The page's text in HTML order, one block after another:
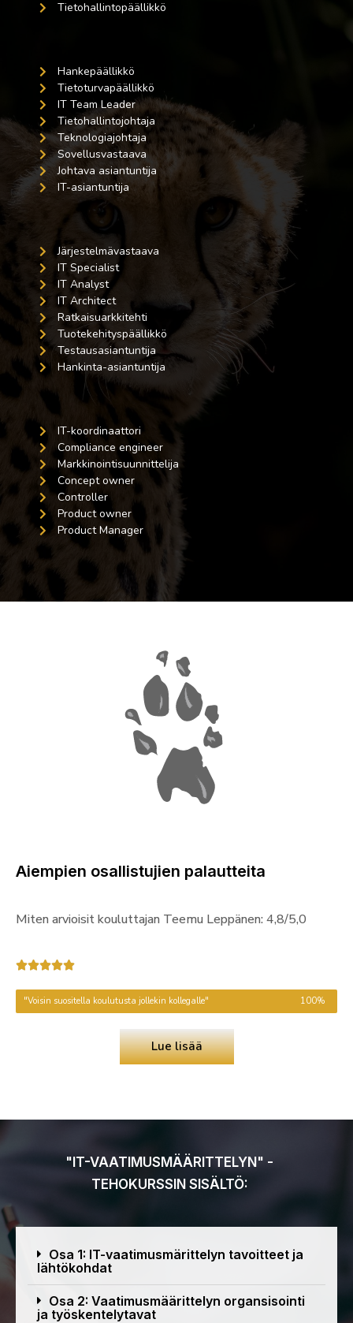
Tietohallintopäällikkö
Hankepäällikkö
Tietoturvapäällikkö
IT Team Leader
Tietohallintojohtaja
Teknologiajohtaja
Sovellusvastaava
Johtava asiantuntija
IT-asiantuntija
Järjestelmävastaava
IT Specialist
IT Analyst
IT Architect
Ratkaisuarkkitehti
Tuotekehityspäällikkö
Testausasiantuntija
Hankinta-asiantuntija
IT-koordinaattori
Compliance engineer
Markkinointisuunnittelija
Concept owner
Controller
Product owner
Product Manager
Aiempien osallistujien palautteita
Miten arvioisit kouluttajan Teemu Leppänen: 4,8/5,0

"Voisin suositella koulutusta jollekin kollegalle" 100%
Lue lisää
"IT-VAATIMUSMÄÄRITTELYN" -
TEHOKURSSIN SISÄLTÖ:
Osa 1: IT-vaatimusmärittelyn tavoitteet ja
lähtökohdat
Osa 2: Vaatimusmäärittelyn organsisointi
ja työskentelytavat